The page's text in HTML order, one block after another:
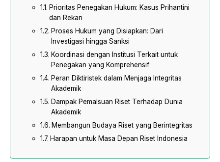
Prioritas Penegakan Hukum: Kasus Prihantini
dan Rekan
Proses Hukum yang Disiapkan: Dari
Investigasi hingga Sanksi
Koordinasi dengan Institusi Terkait untuk
Penegakan yang Komprehensif
Peran Diktiristek dalam Menjaga Integritas
Akademik
Dampak Pemalsuan Riset Terhadap Dunia
Akademik
Membangun Budaya Riset yang Berintegritas
Harapan untuk Masa Depan Riset Indonesia